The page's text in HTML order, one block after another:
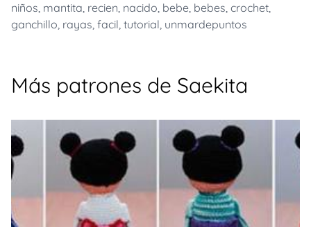
niños, mantita, recien, nacido, bebe, bebes, crochet,
ganchillo, rayas, facil, tutorial, unmardepuntos
Más patrones de Saekita